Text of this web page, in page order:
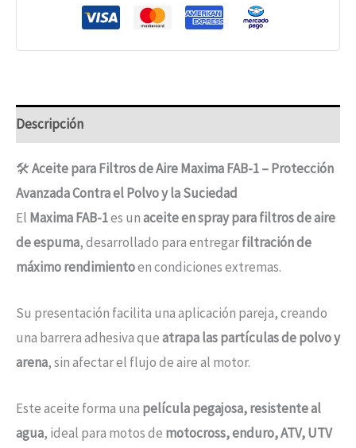
Descripción
🛠️Aceite para Filtros de Aire Maxima FAB-1 – Protección
Avanzada Contra el Polvo y la Suciedad
El Maxima FAB-1es unaceite en spray para filtros de aire
de espuma, desarrollado para entregarfiltración de
máximo rendimientoen condiciones extremas.
Su presentación facilita una aplicación pareja, creando
una barrera adhesiva queatrapa las partículas de polvo y
arena, sin afectar el flujo de aire al motor.
Este aceite forma una película pegajosa, resistente al
agua, ideal para motos de motocross, enduro, ATV, UTV